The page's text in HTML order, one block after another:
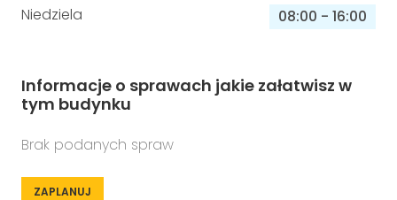
Niedziela
08:00 - 16:00
Informacje o sprawach jakie załatwisz w
tym budynku
Brak podanych spraw
ZAPLANUJ